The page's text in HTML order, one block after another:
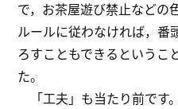
で，お茶屋遊び禁止などの
ルールに従わなければ，番
ろすこともできるというこ
た。
「工夫」も当たり前です